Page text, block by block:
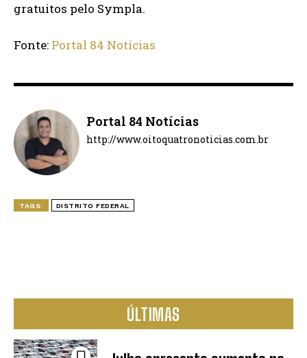
gratuitos pelo Sympla.
Fonte: Portal 84 Notícias
Portal 84 Notícias
http://www.oitoquatronoticias.com.br
TAGS: DISTRITO FEDERAL
ÚLTIMAS